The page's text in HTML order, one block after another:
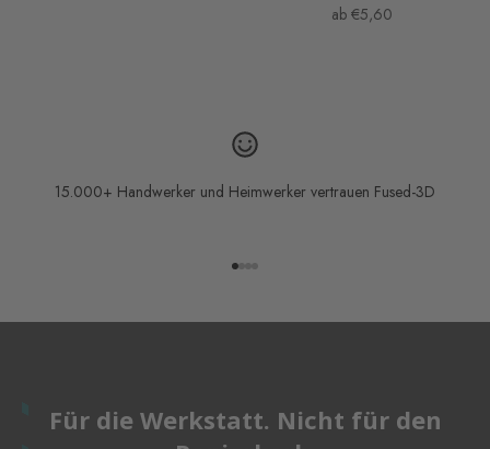
Angebot
ab €5,60
15.000+ Handwerker und Heimwerker vertrauen Fused-3D
Gehe zu Element 1
Für die Werkstatt. Nicht für den